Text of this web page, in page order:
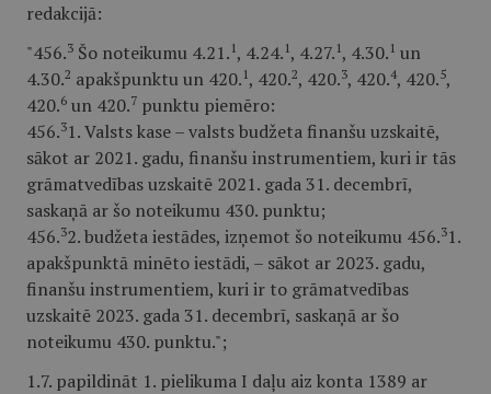
redakcijā:
"456.3 Šo noteikumu 4.21. 1 , 4.24. 1 , 4.27. 1 , 4.30. 1 un
4.30.2 apakšpunktu un 420. 1 , 420.2, 420.3, 420.4, 420.5,
420.6 un 420.7 punktu piemēro:
456.31. Valsts kase – valsts budžeta finanšu uzskaitē,
sākot ar 2021. gadu, finanšu instrumentiem, kuri ir tās
grāmatvedības uzskaitē 2021. gada 31. decembrī,
saskaņā ar šo noteikumu 430. punktu;
456.32. budžeta iestādes, izņemot šo noteikumu 456.31.
apakšpunktā minēto iestādi, – sākot ar 2023. gadu,
finanšu instrumentiem, kuri ir to grāmatvedības
uzskaitē 2023. gada 31. decembrī, saskaņā ar šo
noteikumu 430. punktu.";
1.7. papildināt 1. pielikuma I daļu aiz konta 1389 ar